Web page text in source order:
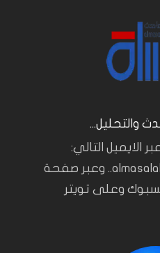
والتحليل...
الايميل التالي:
almasalahsources@gmail.com.. وعبر صفحة
وعلى تويتر